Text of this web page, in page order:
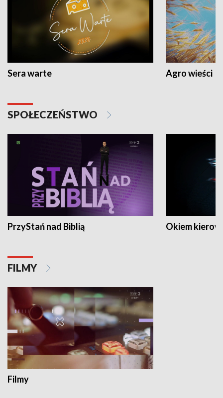
Sera warte Agro wieści
SPOŁECZEŃSTWO
PrzyStań nad Biblią Okiem
FILMY
Filmy